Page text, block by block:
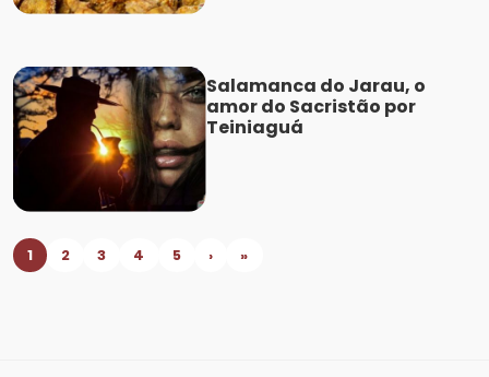
Salamanca do Jarau, o
amor do Sacristão por
Teiniaguá
1 2 3 4 5 › »